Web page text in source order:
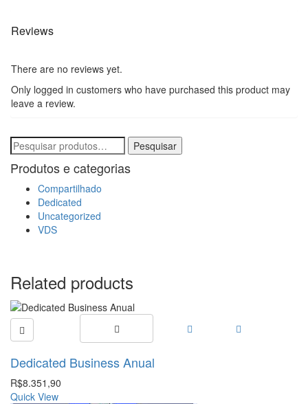
Reviews
There are no reviews yet.
Only logged in customers who have purchased this product may
leave a review.
Pesquisar
por:
Pesquisar
Produtos e categorias
Compartilhado
Dedicated
Uncategorized
VDS
Related products
Dedicated Business Anual
R$8.351,90
Quick View